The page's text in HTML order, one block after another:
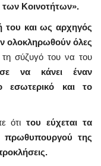
Κοινοτήτων».
του και ως αρχηγός
ολοκληρωθούν όλες
σύζυγό του να του
να κάνει έναν
εσωτερικό και το
ότιτου εύχεται τα
πρωθυπουργού της